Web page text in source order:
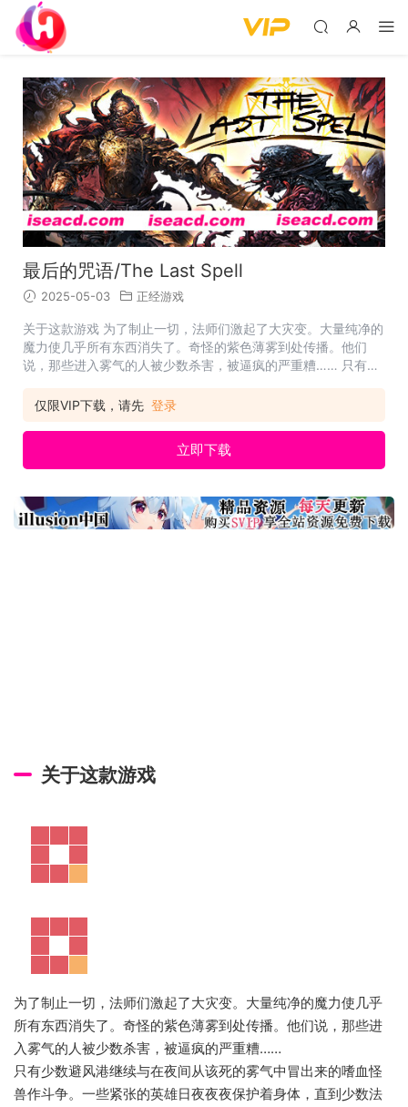
最后的咒语/The Last Spell
2025-05-03 正经游戏
关于这款游戏 为了制止一切，法师们激起了大灾变。大量纯净的
魔力使几乎所有东西消失了。奇怪的紫色薄雾到处传播。他们
说，那些进入雾气的人被少数杀害，被逼疯的严重糟…… 只有少
争。一些紧张的英雄日夜夜夜保护着身体，直到少数法师这么做
仅限VIP下载，请先 登录
立即下载
关于这款游戏
为了制止一切，法师们激起了大灾变。大量纯净的魔力使几乎
所有东西消失了。奇怪的紫色薄雾到处传播。他们说，那些进
入雾气的人被少数杀害，被逼疯的严重糟……
只有少数避风港继续与在夜间从该死的雾气中冒出来的嗜血怪
兽作斗争。一些紧张的英雄日夜夜夜保护着身体，直到少数法